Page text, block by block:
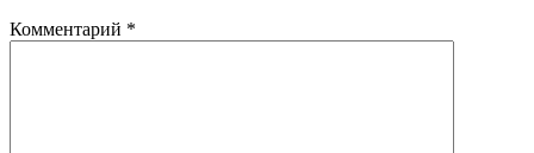
Комментарий *